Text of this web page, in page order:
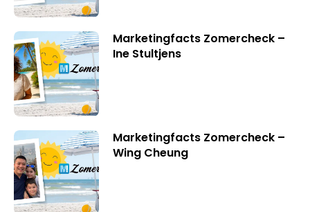
Marketingfacts Zomercheck –
Ine Stultjens
Marketingfacts Zomercheck –
Wing Cheung